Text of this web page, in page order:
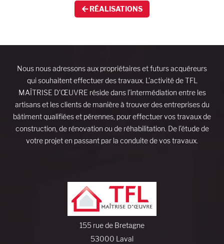
RÉALISATIONS
Nous nous adressons aux propriétaires et futurs acquéreurs
qui souhaitent effectuer des travaux. L’activité de TFL
MAÎTRISE D’ŒUVRE réside dans l’intermédiation entre les
artisans et les clients de manière à trouver des entreprises du
bâtiment qualifiées et pérennes, pour effectuer vos travaux de
construction, de rénovation ou de réhabilitation. De l’étude de
votre projet en passant par la conduite de vos travaux.
155 rue de Bretagne
53000 Laval